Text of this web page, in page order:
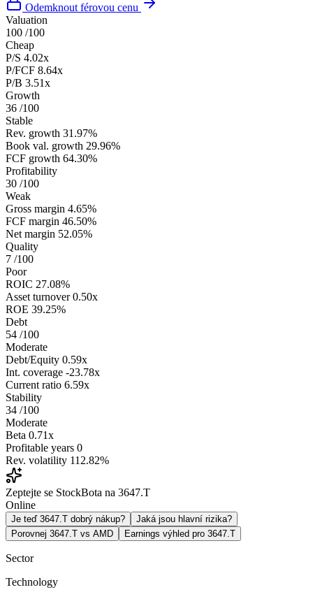
Odemknout férovou cenu
Valuation
100 /100
Cheap
P/S 4.02x
P/FCF 8.64x
P/B 3.51x
Growth
36 /100
Stable
Rev. growth 31.97%
Book val. growth 29.96%
FCF growth 64.30%
Profitability
30 /100
Weak
Gross margin 4.65%
FCF margin 46.50%
Net margin 52.05%
Quality
7 /100
Poor
ROIC 27.08%
Asset turnover 0.50x
ROE 39.25%
Debt
54 /100
Moderate
Debt/Equity 0.59x
Int. coverage -23.78x
Current ratio 6.59x
Stability
34 /100
Moderate
Beta 0.71x
Profitable years 0
Rev. volatility 112.82%
Zeptejte se StockBota na 3647.T
Online
Je teď 3647.T dobrý nákup?
Jaká jsou hlavní rizika?
Porovnej 3647.T vs AMD
Earnings výhled pro 3647.T
Sector
Technology